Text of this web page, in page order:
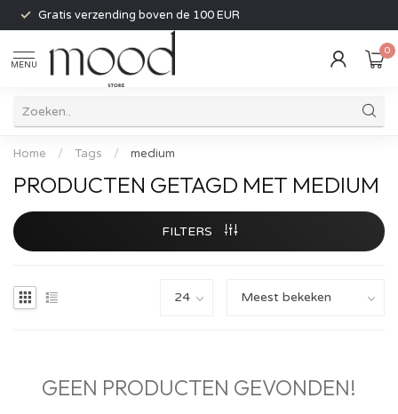
Gratis verzending boven de 100 EUR
MENU
0
Home / Tags / medium
PRODUCTEN GETAGD MET MEDIUM
FILTERS
GEEN PRODUCTEN GEVONDEN!